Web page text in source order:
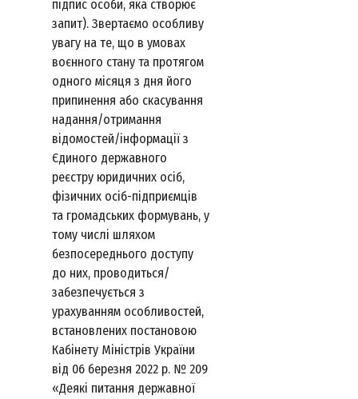
підпис особи, яка створює
запит). Звертаємо особливу
увагу на те, що в умовах
воєнного стану та протягом
одного місяця з дня його
припинення або скасування
надання/отримання
відомостей/інформації з
Єдиного державного
реєстру юридичних осіб,
фізичних осіб-підприємців
та громадських формувань, у
тому числі шляхом
безпосереднього доступу
до них, проводиться/
забезпечується з
урахуванням особливостей,
встановлених постановою
Кабінету Міністрів України
від 06 березня 2022 р. № 209
«Деякі питання державної